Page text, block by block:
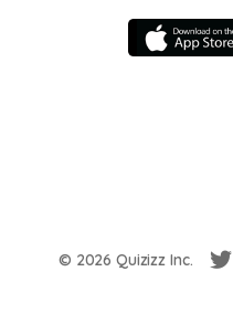
© 2026 Quizizz Inc.